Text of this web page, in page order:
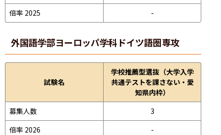
倍率 2025
-
外国語学部ヨーロッパ学科ドイツ語圏専攻
試験名
学校推薦型選抜（大学入学
共通テストを課さない・愛
知県内枠）
募集人数
3
倍率 2026
-